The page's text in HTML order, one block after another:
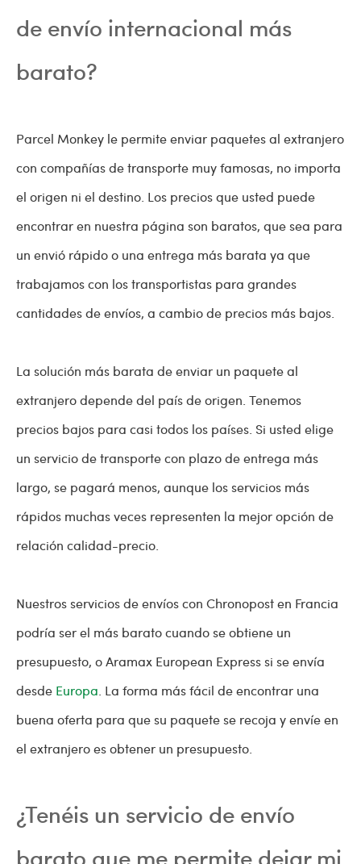
de envío internacional más
barato?
Parcel Monkey le permite enviar paquetes al extranjero
con compañías de transporte muy famosas, no importa
el origen ni el destino. Los precios que usted puede
encontrar en nuestra página son baratos, que sea para
un envió rápido o una entrega más barata ya que
trabajamos con los transportistas para grandes
cantidades de envíos, a cambio de precios más bajos.
La solución más barata de enviar un paquete al
extranjero depende del país de origen. Tenemos
precios bajos para casi todos los países. Si usted elige
un servicio de transporte con plazo de entrega más
largo, se pagará menos, aunque los servicios más
rápidos muchas veces representen la mejor opción de
relación calidad-precio.
Nuestros servicios de envíos con Chronopost en Francia
podría ser el más barato cuando se obtiene un
presupuesto, o Aramax European Express si se envía
desde Europa . La forma más fácil de encontrar una
buena oferta para que su paquete se recoja y envíe en
el extranjero es obtener un presupuesto.
¿Tenéis un servicio de envío
barato que me permite dejar mi